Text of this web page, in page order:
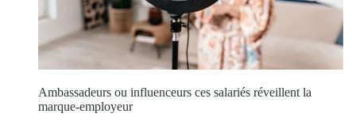
Ambassadeurs ou influenceurs ces salariés réveillent la
marque-employeur